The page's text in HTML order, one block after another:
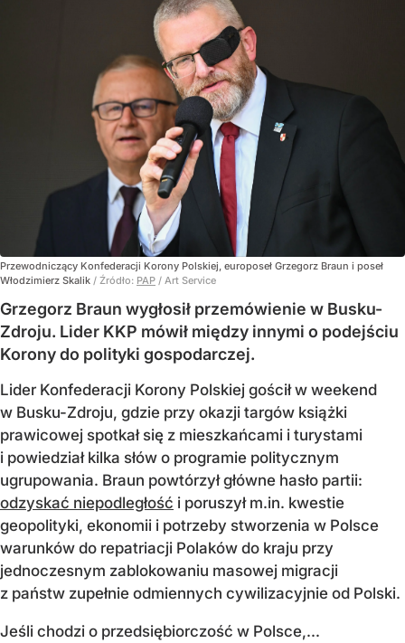
Przewodniczący Konfederacji Korony Polskiej, europoseł Grzegorz Braun i poseł
Włodzimierz Skalik / Źródło: PAP / Art Service
Grzegorz Braun wygłosił przemówienie w Busku-
Zdroju. Lider KKP mówił między innymi o podejściu
Korony do polityki gospodarczej.
Lider Konfederacji Korony Polskiej gościł w weekend
w Busku-Zdroju, gdzie przy okazji targów książki
prawicowej spotkał się z mieszkańcami i turystami
i powiedział kilka słów o programie politycznym
ugrupowania. Braun powtórzył główne hasło partii:
odzyskać niepodległość i poruszył m.in. kwestie
geopolityki, ekonomii i potrzeby stworzenia w Polsce
warunków do repatriacji Polaków do kraju przy
jednoczesnym zablokowaniu masowej migracji
z państw zupełnie odmiennych cywilizacyjnie od Polski.
Jeśli chodzi o przedsiębiorczość w Polsce,...